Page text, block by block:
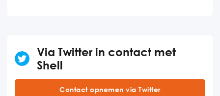
Via Twitter in contact met
Shell
Contact opnemen via Twitter